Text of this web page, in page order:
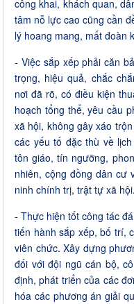
công khai, khách quan,
tâm nỗ lực cao cũng cần
lý hoang mang, mất đoàn
- Việc sắp xếp phải căn
trọng, hiệu quả, chắc
nơi đã rõ, có điều kiện
hoạch tổng thể, yêu cầu
xã hội, không gây xáo
các yếu tố đặc thù về
tôn giáo, tín ngưỡng,
nhiên, cộng đồng dân cư
ninh chính trị, trật tự xã hội.
- Thực hiện tốt công tác
tiến hành sắp xếp, bố trí,
viên chức. Xây dựng
đối với đội ngũ cán bộ,
định, phát triển của các
hóa các phương án giải